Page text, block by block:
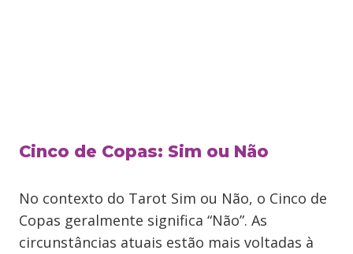
Cinco de Copas: Sim ou Não
No contexto do Tarot Sim ou Não, o Cinco de
Copas geralmente significa “Não”. As
circunstâncias atuais estão mais voltadas à